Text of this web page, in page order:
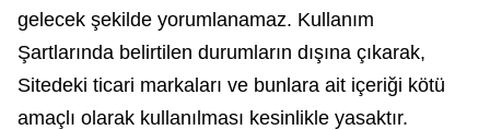
gelecek şekilde yorumlanamaz. Kullanım
Şartlarında belirtilen durumların dışına çıkarak,
Sitedeki ticari markaları ve bunlara ait içeriği kötü
amaçlı olarak kullanılması kesinlikle yasaktır.